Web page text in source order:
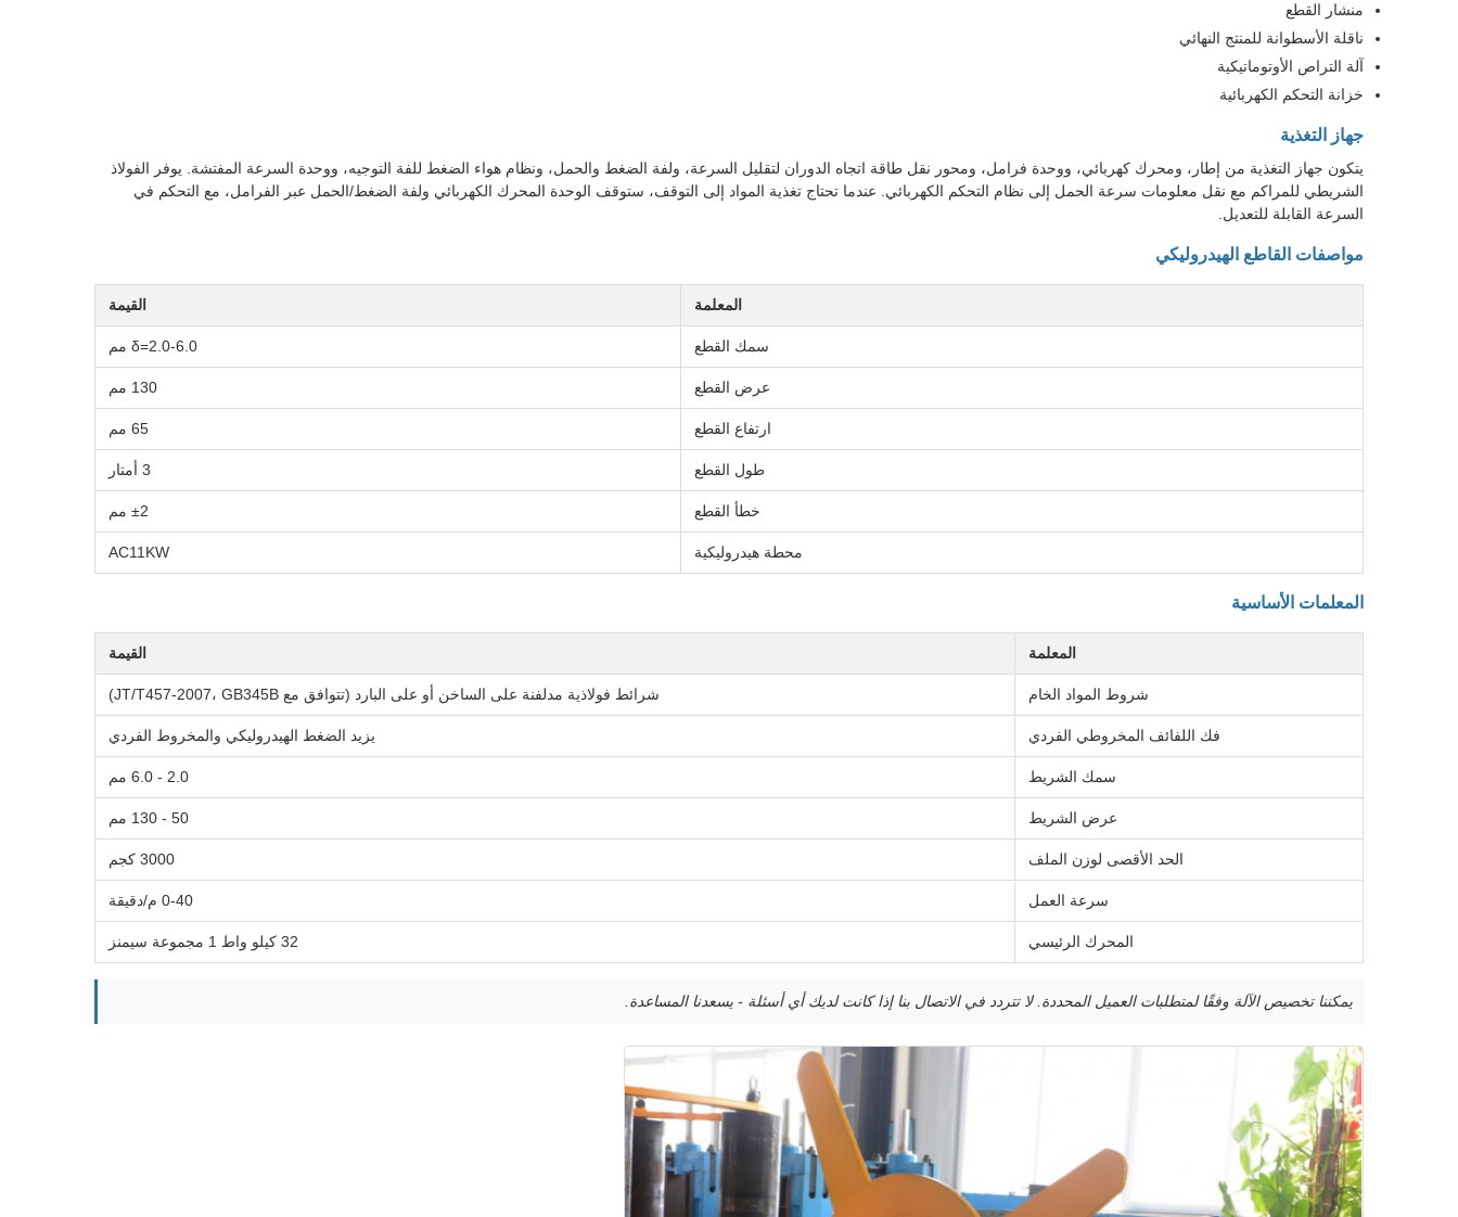
منشار القطع
ناقلة الأسطوانة للمنتج النهائي
آلة التراص الأوتوماتيكية
خزانة التحكم الكهربائية
جهاز التغذية
يتكون جهاز التغذية من إطار، ومحرك كهربائي، ووحدة فرامل، ومحور نقل طاقة اتجاه الدوران لتقليل السرعة، ولفة الضغط والحمل، ونظام هواء الضغط للفة التوجيه، ووحدة السرعة المفتشة. يوفر الفولاذ
الشريطي للمراكم مع نقل معلومات سرعة الحمل إلى نظام التحكم الكهربائي. عندما تحتاج تغذية المواد إلى التوقف، ستوقف الوحدة المحرك الكهربائي ولفة الضغط/الحمل عبر الفرامل، مع التحكم في
السرعة القابلة للتعديل.
مواصفات القاطع الهيدروليكي
المعلمة القيمة
سمك القطع δ=2.0-6.0 مم
عرض القطع 130 مم
ارتفاع القطع 65 مم
طول القطع 3 أمتار
خطأ القطع ±2 مم
محطة هيدروليكية AC11KW
المعلمات الأساسية
المعلمة القيمة
شروط المواد الخام شرائط فولاذية مدلفنة على الساخن أو على البارد (تتوافق مع JT/T457-2007، GB345B)
فك اللفائف المخروطي الفردي يزيد الضغط الهيدروليكي والمخروط الفردي
سمك الشريط 2.0 - 6.0 مم
عرض الشريط 50 - 130 مم
الحد الأقصى لوزن الملف 3000 كجم
سرعة العمل 0-40 م/دقيقة
المحرك الرئيسي 32 كيلو واط 1 مجموعة سيمنز
يمكننا تخصيص الآلة وفقًا لمتطلبات العميل المحددة. لا تتردد في الاتصال بنا إذا كانت لديك أي أسئلة - يسعدنا المساعدة.